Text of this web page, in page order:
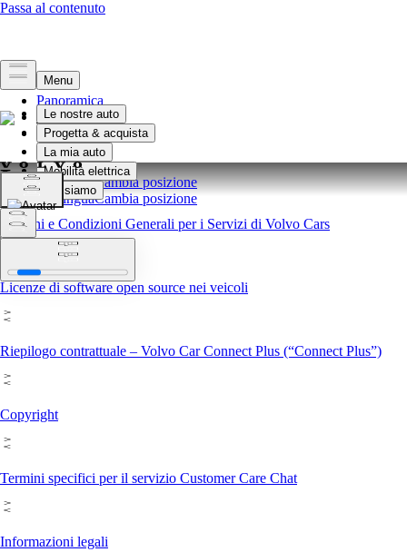
Panoramica
Legale
Privacy
Seleziona linguaCambia posizione
Seleziona linguaCambia posizione
Legale
Termini e Condizioni Generali per i Servizi di Volvo Cars
Licenze di software open source nei veicoli
Riepilogo contrattuale – Volvo Car Connect Plus (“Connect Plus”)
Copyright
Termini specifici per il servizio Customer Care Chat
Informazioni legali